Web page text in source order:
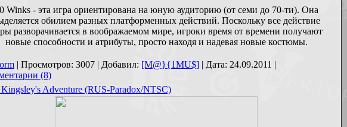
Winks - эта игра ориентирована на юную аудиторию (от семи до 70-ти). Она
обилием разных платформенных действий. Поскольку все действие
разворачивается в воображаемом мире, игроки время от времени получают
новые способности и атрибуты, просто находя и надевая новые костюмы.
| Просмотров: 3007 | Добавил: [M@}{1MU$] | Дата: 24.09.2011 |
(8)
Kingsley's Adventure (RUS-Paradox/NTSC)